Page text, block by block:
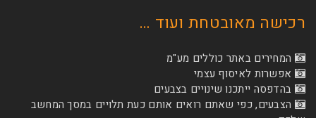
רכישה מאובטחת ועוד …
המחירים באתר כוללים מע"מ
אפשרות לאיסוף עצמי
בהדפסה ייתכנו שינויים בצבעים
הצבעים, כפי שאתם רואים אותם כעת תלויים במסך המחשב